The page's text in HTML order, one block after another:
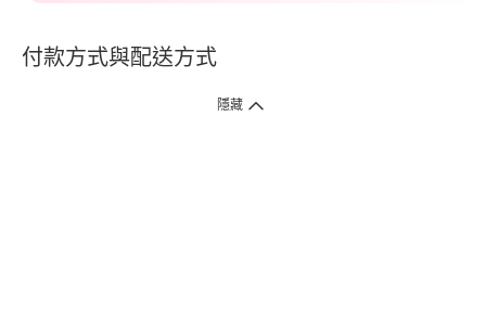
付款方式與配送方式
隱藏